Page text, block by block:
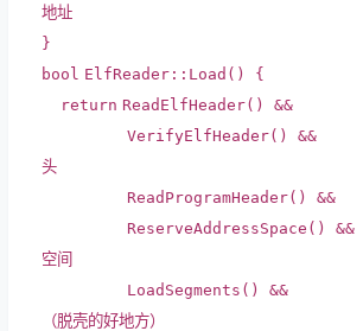
地址
}
bool ElfReader::Load() {
return ReadElfHeader()
VerifyElfHeader()
头
ReadProgramHeader()
ReserveAddressSpace()
空间
LoadSegments()
（脱壳的好地方）